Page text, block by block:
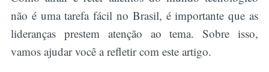
não é uma tarefa fácil no Brasil, é importante que as
lideranças prestem atenção ao tema. Sobre isso,
vamos ajudar você a refletir com este artigo.